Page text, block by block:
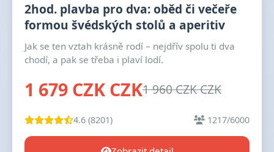
2hod. plavba pro dva: oběd či večeře
formou švédských stolů a aperitiv
Jak se ten vztah krásně rodí – nejdřív spolu ti dva
chodí, a pak se třeba i plaví lodí.
1 679 CZK CZK1 960 CZK CZK
4.6 (8201) 1217/6000